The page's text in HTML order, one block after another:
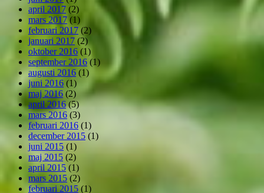
april 2017 (2)
mars 2017(1)
februari 2017 (2)
januari 2017 (2)
oktober 2016 (1)
september 2016 (1)
augusti 2016 (1)
juni 2016 (1)
maj 2016 (2)
april 2016(5)
mars 2016 (3)
februari 2016 (1)
december 2015 (1)
juni 2015 (1)
maj 2015 (2)
april 2015 (1)
mars 2015 (2)
februari 2015 (1)